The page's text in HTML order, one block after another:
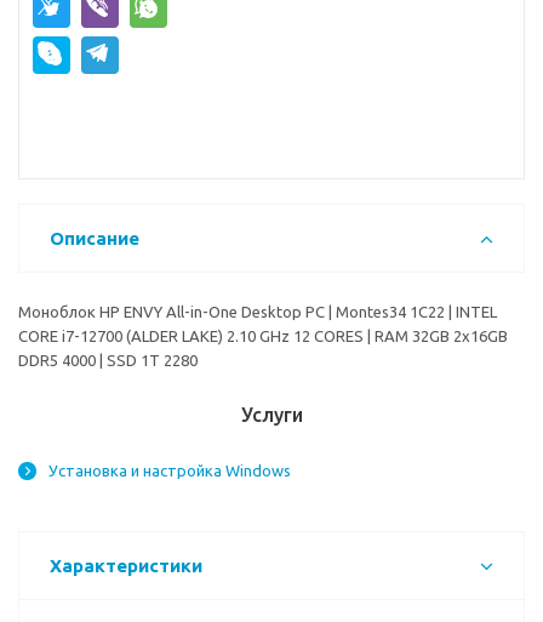
Описание
Моноблок HP ENVY All-in-One Desktop PC | Montes34 1C22 | INTEL
CORE i7-12700 (ALDER LAKE) 2.10 GHz 12 CORES | RAM 32GB 2x16GB
DDR5 4000 | SSD 1T 2280
Услуги
Установка и настройка Windows
Характеристики